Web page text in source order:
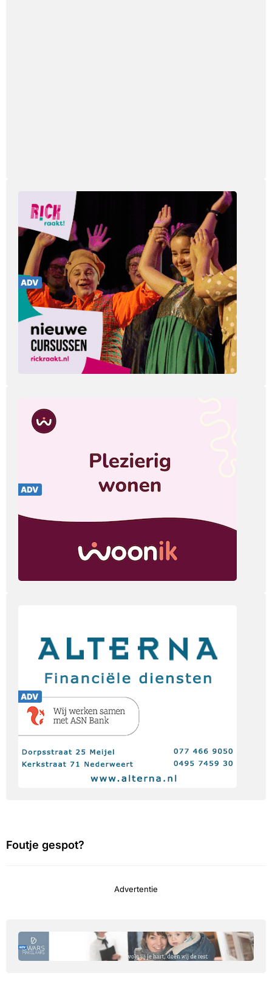
Foutje gespot?
Advertentie